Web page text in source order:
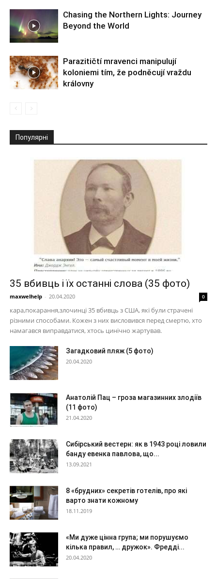
Chasing the Northern Lights: Journey
Beyond the World
Parazitičtí mravenci manipulují
koloniemi tím, že podněcují vraždu
královny
Популярні
35 вбивць і їх останні слова (35 фото)
maxwelhelp - 20.04.2020 0
кара,покарання,злочинці 35 вбивць з США, які були страчені
різними способами. Кожен з них висловився перед смертю, хто
намагався виправдатися, хтось цинічно жартував.
Загадковий пляж (5 фото)
20.04.2020
Анатолій Пац – гроза магазинних злодіїв
(11 фото)
21.04.2020
Сибірський вестерн: як в 1943 році ловили
банду евенка павлова, що...
13.09.2021
8 «брудних» секретів готелів, про які
варто знати кожному
18.11.2019
«Ми дуже цінна група; ми порушуємо
кілька правил, … дружок». Фредді...
20.04.2020